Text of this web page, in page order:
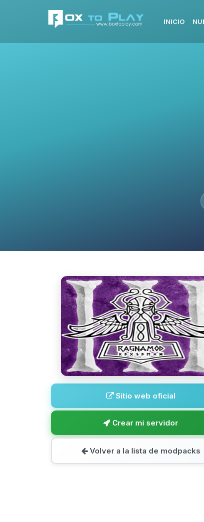
INICIO
Sitio web oficial
Crear mi servidor
Volver a la lista de modpacks